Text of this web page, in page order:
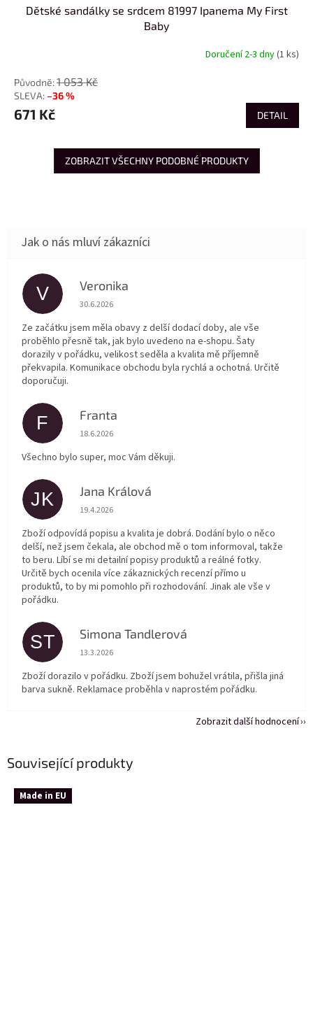
Související produkty
Made in EU
Dětské sandálky se srdcem 81997 Ipanema My First
Baby
Doručení 2-3 dny(1 ks)
1 053 Kč
–36 %
671 Kč DETAIL
ZOBRAZIT VŠECHNY PODOBNÉ PRODUKTY
V Veronika
Hodnocení obchodu je 5 z 5 hvězdiček.
30.6.2026
Ze začátku jsem měla obavy z delší dodací doby, ale vše
proběhlo přesně tak, jak bylo uvedeno na e-shopu. Šaty
dorazily v pořádku, velikost seděla a kvalita mě příjemně
překvapila. Komunikace obchodu byla rychlá a ochotná. Určitě
doporučuji.
F Franta
Hodnocení obchodu je 5 z 5 hvězdiček.
18.6.2026
Všechno bylo super, moc Vám děkuji.
JK Jana Králová
Hodnocení obchodu je 5 z 5 hvězdiček.
19.4.2026
Zboží odpovídá popisu a kvalita je dobrá. Dodání bylo o něco
delší, než jsem čekala, ale obchod mě o tom informoval, takže
to beru. Líbí se mi detailní popisy produktů a reálné fotky.
Určitě bych ocenila více zákaznických recenzí přímo u
produktů, to by mi pomohlo při rozhodování. Jinak ale vše v
pořádku.
ST Simona Tandlerová
Hodnocení obchodu je 5 z 5 hvězdiček.
13.3.2026
Zboží dorazilo v pořádku. Zboží jsem bohužel vrátila, přišla jiná
barva sukně. Reklamace proběhla v naprostém pořádku.
Zobrazit další hodnocení